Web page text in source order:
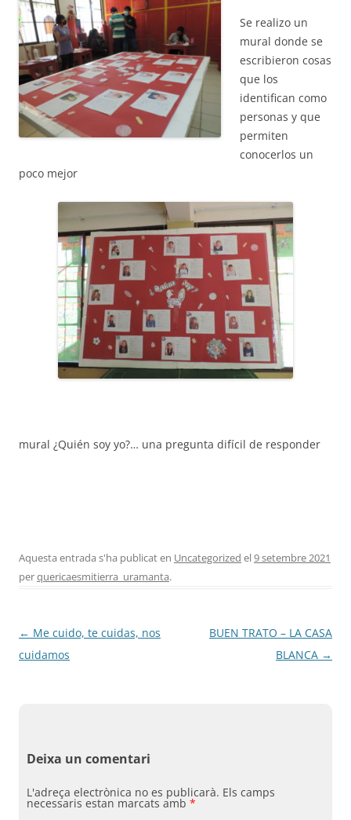
Se realizo un
mural donde se
escribieron cosas
que los
identifican como
personas y que
permiten
conocerlos un
poco mejor
mural ¿Quién soy yo?… una pregunta difícil de responder
Aquesta entrada s'ha publicat en Uncategorized el9 setembre 2021
perquericaesmitierra_uramanta.
Navegació
per
← Me cuido, te cuidas, nos
cuidamos
BUEN TRATO – LA CASA
BLANCA →
Deixa un comentari
L'adreça electrònica no es publicarà. Els camps
necessaris estan marcats amb *
CONEIX FUNDESPLAI
La Fundació
Missió i valors
Els comptes clars
Memòria d'activitats
Proposta educativa
ACTUALITAT
COL·LABORA
Treballa amb nosaltres